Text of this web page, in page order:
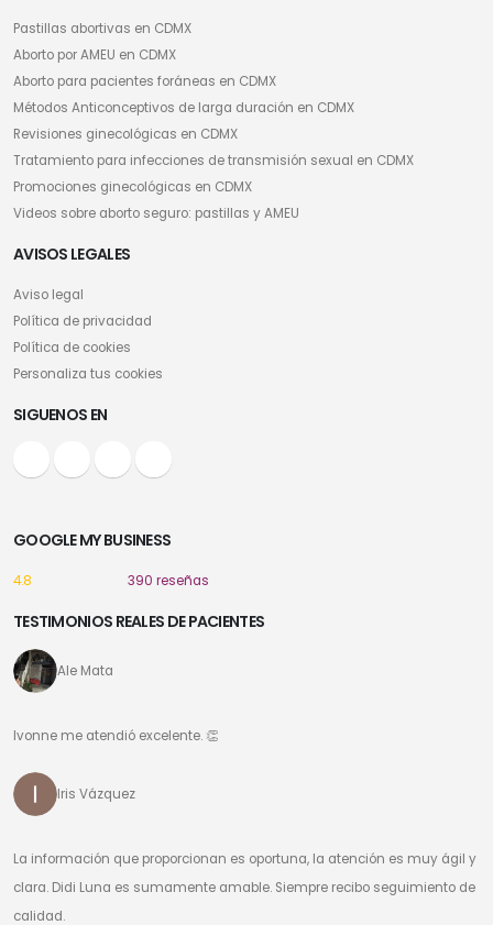
Pastillas abortivas en CDMX
Aborto por AMEU en CDMX
Aborto para pacientes foráneas en CDMX
Métodos Anticonceptivos de larga duración en CDMX
Revisiones ginecológicas en CDMX
Tratamiento para infecciones de transmisión sexual en CDMX
Promociones ginecológicas en CDMX
Videos sobre aborto seguro: pastillas y AMEU
AVISOS LEGALES
Aviso legal
Política de privacidad
Política de cookies
Personaliza tus cookies
SIGUENOS EN
GOOGLE MY BUSINESS
4.8 390 reseñas
TESTIMONIOS REALES DE PACIENTES
Ale Mata
Ivonne me atendió excelente. 👏
Iris Vázquez
La información que proporcionan es oportuna, la atención es muy ágil y
clara. Didi Luna es sumamente amable. Siempre recibo seguimiento de
calidad.